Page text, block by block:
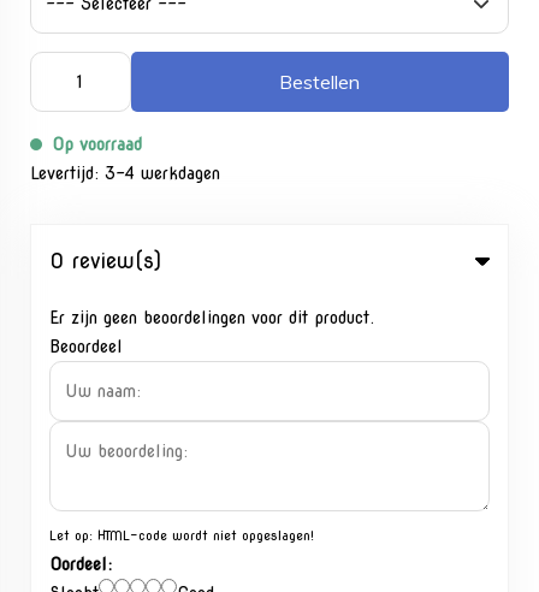
Bestellen
Op voorraad
Levertijd: 3-4 werkdagen
0 review(s)
Er zijn geen beoordelingen voor dit product.
Beoordeel
Let op: HTML-code wordt niet opgeslagen!
Oordeel: